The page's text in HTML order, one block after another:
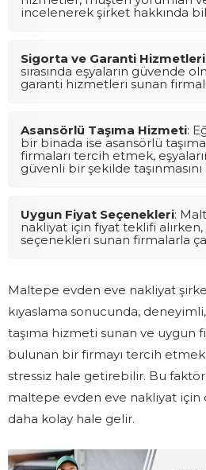
incelenerek şirket hakkında
Sigorta ve Garanti Hizmetleri
sırasında eşyaların güvende
garanti hizmetleri sunan
Asansörlü Taşıma Hizmeti:
bir binada ise asansörlü
firmaları tercih etmek,
güvenli bir şekilde
Uygun Fiyat Seçenekleri:
nakliyat için fiyat teklifi
seçenekleri sunan firmalarla
Maltepe evden eve nakliyat
kıyaslama sonucunda,
taşıma hizmeti sunan ve uygun
bulunan bir firmayı tercih
stressiz hale getirebilir. Bu
maltepe evden eve nakliyat için
daha kolay hale gelir.